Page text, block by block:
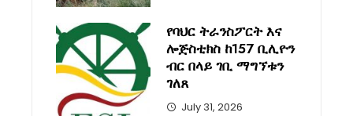
የባህር ትራንስፖርት እና
ሎጅስቲክስ ከ157 ቢሊዮን
ብር በላይ ገቢ ማግኘቱን
ገለጸ
July 31, 2026